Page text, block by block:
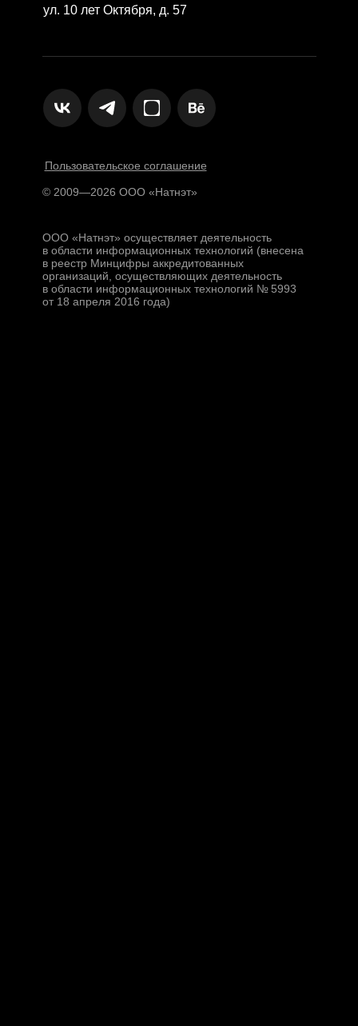
Пользовательское соглашение
ООО «Натнэт» осуществляет деятельность
в области информационных технологий (внесена
в реестр Минцифры аккредитованных
организаций, осуществляющих деятельность
в области информационных технологий № 5993
от 18 апреля 2016 года)
© 2009—2026 ООО «Натнэт»
ул. 10 лет Октября, д. 57